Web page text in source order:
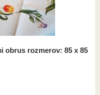
obrus rozmerov: 85 x 85